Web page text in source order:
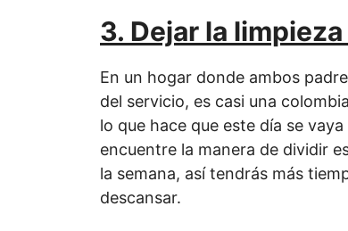
3. Dejar la
En un hogar donde ambos
del servicio, es casi una
lo que hace que este día se
encuentre la manera de dividir
la semana, así tendrás más
descansar.